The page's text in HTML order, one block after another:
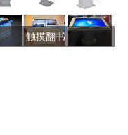
触摸翻书